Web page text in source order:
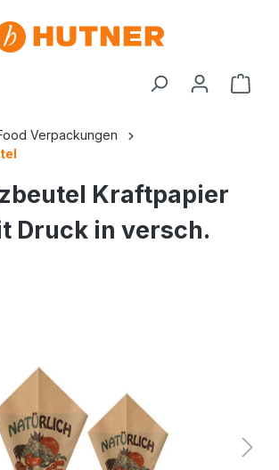
Verpackungen
Kraftpapier
Druck in versch.